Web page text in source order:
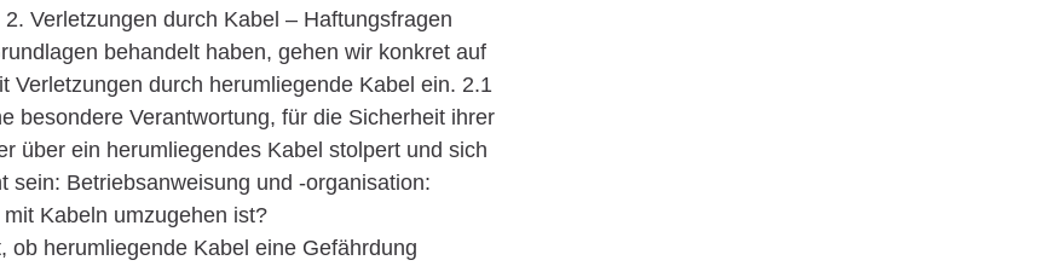
Verletzungen durch Kabel – Haftungsfragen
behandelt haben, gehen wir konkret auf
Verletzungen durch herumliegende Kabel ein. 2.1
besondere Verantwortung, für die Sicherheit ihrer
über ein herumliegendes Kabel stolpert und sich
sein: Betriebsanweisung und -organisation:
Kabeln umzugehen ist?
herumliegende Kabel eine Gefährdung